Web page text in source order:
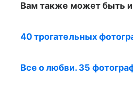
Вам также может быть
40 трогательных
Все о любви. 35